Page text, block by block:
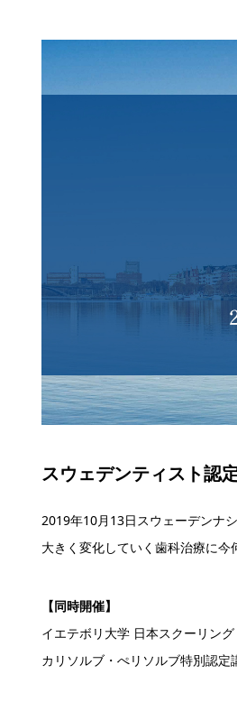
スウェデンティスト認
2019年10月13日スウェーデンナ
大きく変化していく歯科治療に今
【同時開催】
イエテボリ大学 日本スクーリング
カリソルブ・ぺリソルブ特別認定